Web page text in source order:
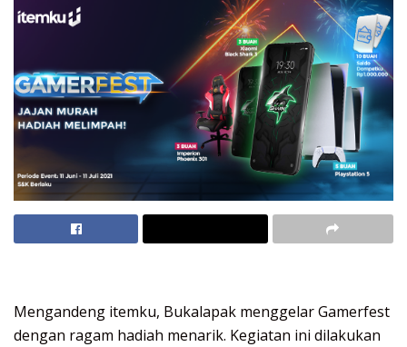
Mengandeng itemku, Bukalapak menggelar Gamerfest
dengan ragam hadiah menarik. Kegiatan ini dilakukan